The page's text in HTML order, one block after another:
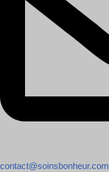
contact@soinsbonheur.com